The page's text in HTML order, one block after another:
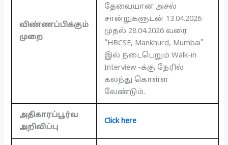
விண்ணப்பிக்கும்
முறை
தேவையான அசல்
சான்றுகளுடன் 13.04.2026
முதல் 28.04.2026 வரை
“HBCSE, Mankhurd, Mumbai”
இல் நடைபெறும் Walk-in
Interview -க்கு நேரில்
கலந்து கொள்ள
வேண்டும்.
அதிகாரப்பூர்வ
அறிவிப்பு
Click here